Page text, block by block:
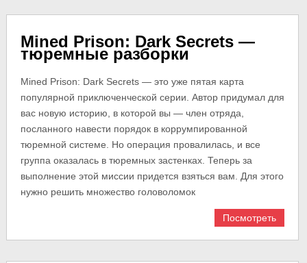
Mined Prison: Dark Secrets —
тюремные разборки
Mined Prison: Dark Secrets — это уже пятая карта
популярной приключенческой серии. Автор придумал для
вас новую историю, в которой вы — член отряда,
посланного навести порядок в коррумпированной
тюремной системе. Но операция провалилась, и все
группа оказалась в тюремных застенках. Теперь за
выполнение этой миссии придется взяться вам. Для этого
нужно решить множество головоломок
Посмотреть